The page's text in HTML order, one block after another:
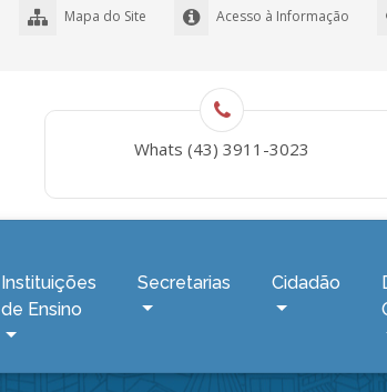
Acesso à Informação
Mapa do Site
Whats (43) 3911-3023
Instituições
de Ensino
Secretarias Cidadão